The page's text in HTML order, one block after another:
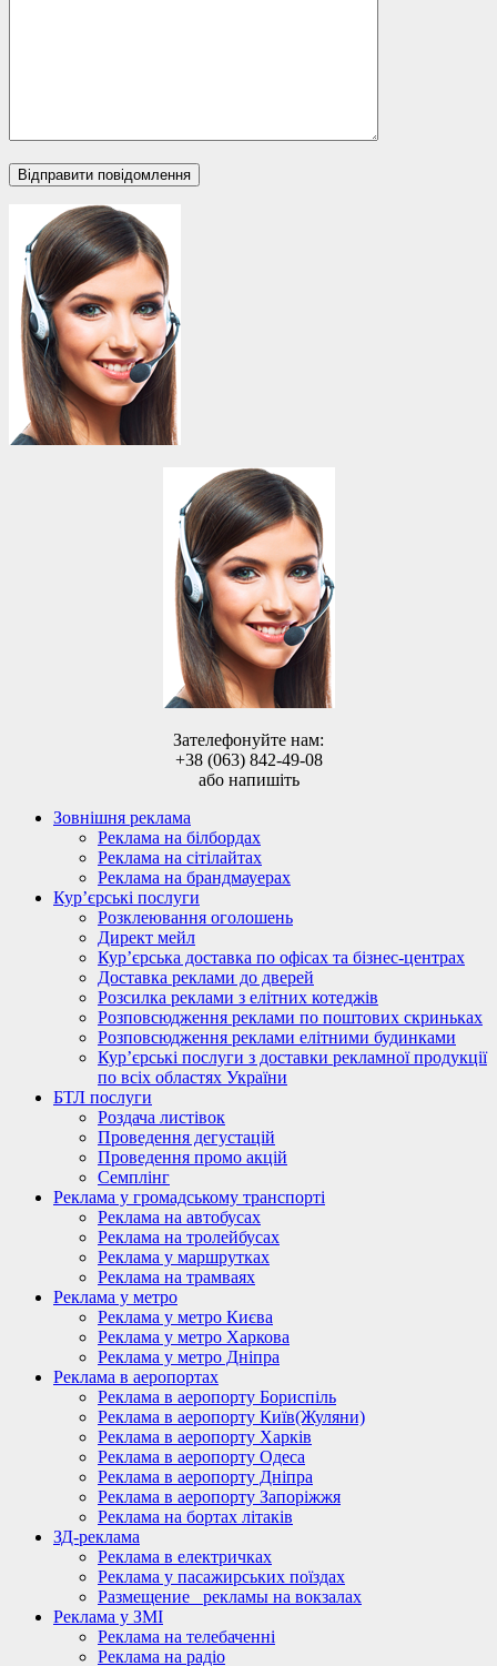
Зателефонуйте нам:
+38 (063) 842-49-08
або напишіть
Зовнішня реклама
Реклама на білбордах
Реклама на сітілайтах
Реклама на брандмауерах
Кур’єрські послуги
Розклеювання оголошень
Директ мейл
Кур’єрська доставка по офісах та бізнес-центрах
Доставка реклами до дверей
Розсилка реклами з елітних котеджів
Розповсюдження реклами по поштових скриньках
Розповсюдження реклами елітними будинками
Кур’єрські послуги з доставки рекламної продукції
по всіх областях України
БТЛ послуги
Роздача листівок
Проведення дегустацій
Проведення промо акцій
Семплінг
Реклама у громадському транспорті
Реклама на автобусах
Реклама на тролейбусах
Реклама у маршрутках
Реклама на трамваях
Реклама у метро
Реклама у метро Києва
Реклама у метро Харкова
Реклама у метро Дніпра
Реклама в аеропортах
Реклама в аеропорту Бориспіль
Реклама в аеропорту Київ(Жуляни)
Реклама в аеропорту Харків
Реклама в аеропорту Одеса
Реклама в аеропорту Дніпра
Реклама в аеропорту Запоріжжя
Реклама на бортах літаків
ЗД-реклама
Реклама в електричках
Реклама у пасажирських поїздах
Размещение_ рекламы на вокзалах
Реклама у ЗМІ
Реклама на телебаченні
Реклама на радіо